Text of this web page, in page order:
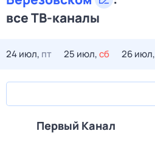
все ТВ-каналы
24 июл, пт 25 июл,сб 26 июл,
Первый Канал